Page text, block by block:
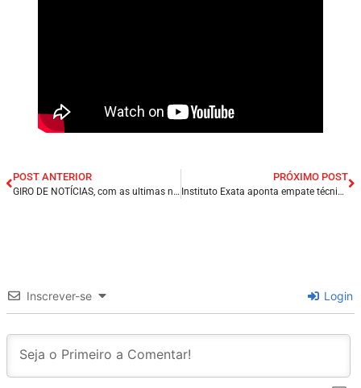
POST ANTERIOR
GIRO DE NOTÍCIAS, com as ultimas notícias do NORDESTE.
PRÓXIMO POST
Instituto Exata aponta empate técnico de Weverton e Brandão caso as Eleições fossem hoje.
Inscrever-se Login